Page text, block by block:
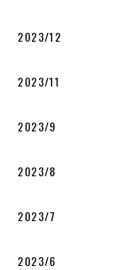
2023/12
2023/11
2023/9
2023/8
2023/7
2023/6